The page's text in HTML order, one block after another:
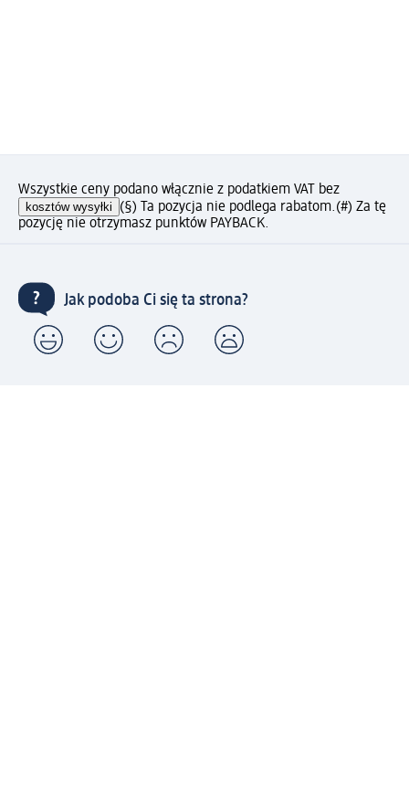
Wszystkie ceny podano włącznie z podatkiem VAT bez
kosztów wysyłki (§) Ta pozycja nie podlega rabatom.(#) Za tę
pozycję nie otrzymasz punktów PAYBACK.
Jak podoba Ci się ta strona?